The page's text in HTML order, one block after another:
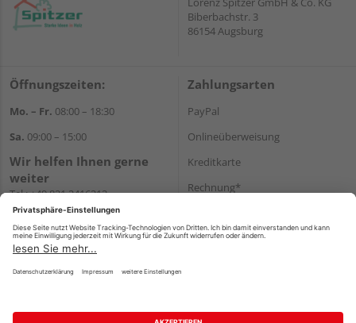
Biberbachstr. 3
86154 Augsburg
Öffnungszeiten:
Mo. – Fr. 08:00 – 18:30
Sa. 09:00 – 15:00
Wir helfen Ihnen gerne
weiter
Tel.:+49 821 2416212
E-Mail:verwaltung@spitzer-
augsburg.de
Zahlungsarten
PayPal
Onlineüberweisung
Kreditkarte
Rechnung*
Versand
Impressum AGB Widerruf Datenschutz